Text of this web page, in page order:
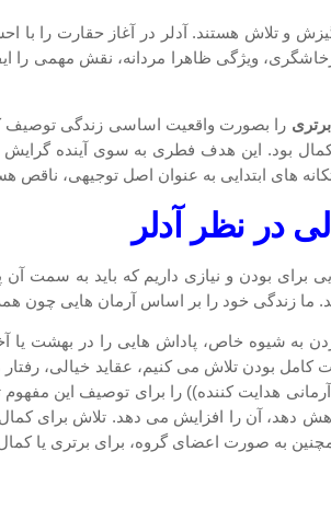
و تلاش هستند. آدلر در آغاز حقارت را
ویژگی ظاهرا مردانه، نقش مهمی را
را بصورت واقعیت اساسی زندگی توصیف
کمال بود. این هدف فطری به سوی آینده
های ابتدایی به عنوان اصل توجیهی،
در نظر آدلر
برای بودن و نیازی داریم که باید به سمت
ما زندگی خود را بر اساس آرمان هایی چون
به شیوه خاص، پاداش هایی را در بهشت یا
بودن تلاش می کنیم، عقاید خیالی، رفتار
هدایت کننده)) را برای توصیف این
دهد، آن را افزایش می دهد. تلاش برای
به صورت اعضای گروه، برای برتری یا